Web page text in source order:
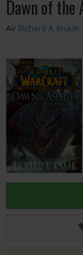
Dawn of the
Av Richard A Knaak